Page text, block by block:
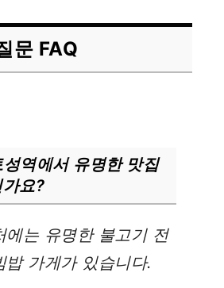
문 FAQ
성역에서 유명한 맛집
요?
에는 유명한 불고기 전
밥 가게가 있습니다.